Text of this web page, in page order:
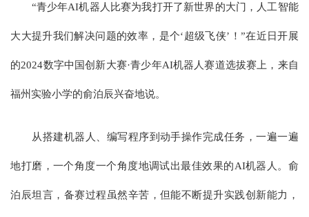
“青少年AI机器人比赛为我打开了新世界的大门，人工智能
大大提升我们解决问题的效率，是个‘超级飞侠’！”在近日开展
的2024数字中国创新大赛·青少年AI机器人赛道选拔赛上，来自
福州实验小学的俞泊辰兴奋地说。
从搭建机器人、编写程序到动手操作完成任务，一遍一遍
地打磨，一个角度一个角度地调试出最佳效果的AI机器人。俞
泊辰坦言，备赛过程虽然辛苦，但能不断提升实践创新能力，